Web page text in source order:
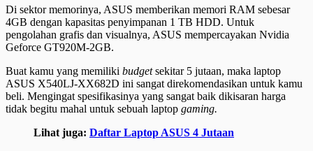
Di sektor memorinya, ASUS memberikan memori RAM sebesar
4GB dengan kapasitas penyimpanan 1 TB HDD. Untuk
pengolahan grafis dan visualnya, ASUS mempercayakan Nvidia
Geforce GT920M-2GB.
Buat kamu yang memiliki budgetsekitar 5 jutaan, maka laptop
ASUS X540LJ-XX682D ini sangat direkomendasikan untuk kamu
beli. Mengingat spesifikasinya yang sangat baik dikisaran harga
tidak begitu mahal untuk sebuah laptop gaming.
Lihat juga: Daftar Laptop ASUS 4 Jutaan